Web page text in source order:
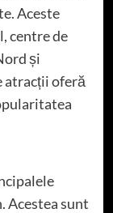
Aceste
centre de
și
atracții oferă
Acestea sunt